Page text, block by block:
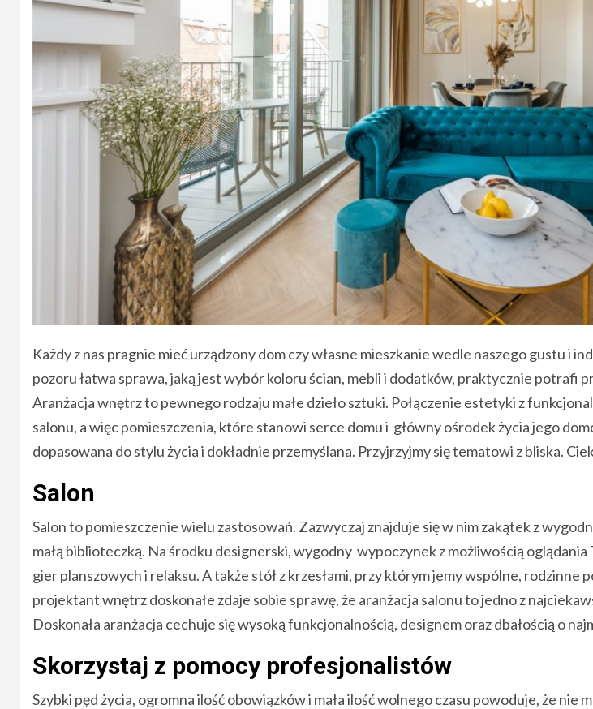
Każdy z nas pragnie mieć urządzony dom czy własne mieszkanie wedle naszego gustu i
pozoru łatwa sprawa, jaką jest wybór koloru ścian, mebli i dodatków, praktycznie potrafi
Aranżacja wnętrz to pewnego rodzaju małe dzieło sztuki. Połączenie estetyki z
salonu, a więc pomieszczenia, które stanowi serce domu i główny ośrodek życia jego
dopasowana do stylu życia i dokładnie przemyślana. Przyjrzyjmy się tematowi z bliska.
Salon
Salon to pomieszczenie wielu zastosowań. Zazwyczaj znajduje się w nim zakątek z
małą biblioteczką. Na środku designerski, wygodny wypoczynek z możliwością
gier planszowych i relaksu. A także stół z krzesłami, przy którym jemy wspólne, rodzinne
projektant wnętrz doskonałe zdaje sobie sprawę, że aranżacja salonu to jedno z
Doskonała aranżacja cechuje się wysoką funkcjonalnością, designem oraz dbałością o
Skorzystaj z pomocy profesjonalistów
Szybki pęd życia, ogromna ilość obowiązków i mała ilość wolnego czasu powoduje, że nie